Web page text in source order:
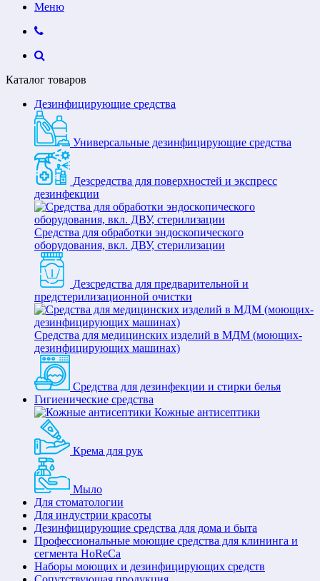
Меню
Каталог товаров
Дезинфицирующие средства
Универсальные дезинфицирующие средства
Дезсредства для поверхностей и экспресс
дезинфекции
Средства для обработки эндоскопического
оборудования, вкл. ДВУ, стерилизации
Дезсредства для предварительной и
предстерилизационной очистки
Средства для медицинских изделий в МДМ (моющих-
дезинфицирующих машинах)
Средства для дезинфекции и стирки белья
Гигиенические средства
Кожные антисептики
Крема для рук
Мыло
Для стоматологии
Для индустрии красоты
Дезинфицирующие средства для дома и быта
Профессиональные моющие средства для клининга и
сегмента HoReCa
Наборы моющих и дезинфицирующих средств